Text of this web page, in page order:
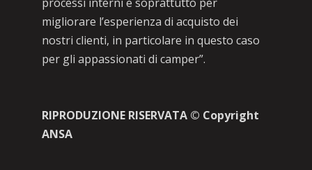
migliorare l’esperienza di acquisto dei
nostri clienti, in particolare in questo caso
per gli appassionati di camper”.
RIPRODUZIONE RISERVATA © Copyright
ANSA